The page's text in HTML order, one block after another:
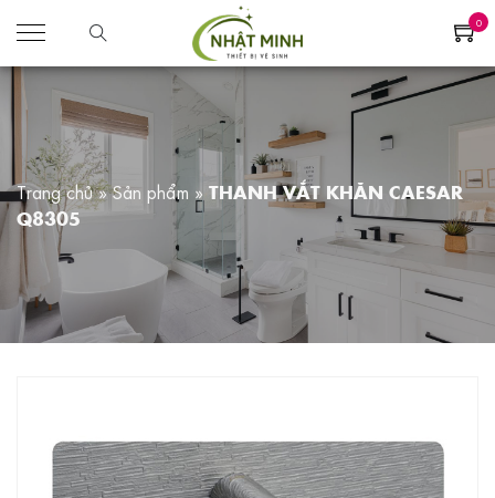
0
Trang chủ»Sản phẩm » THANH VẮT KHĂN CAESAR
Q8305